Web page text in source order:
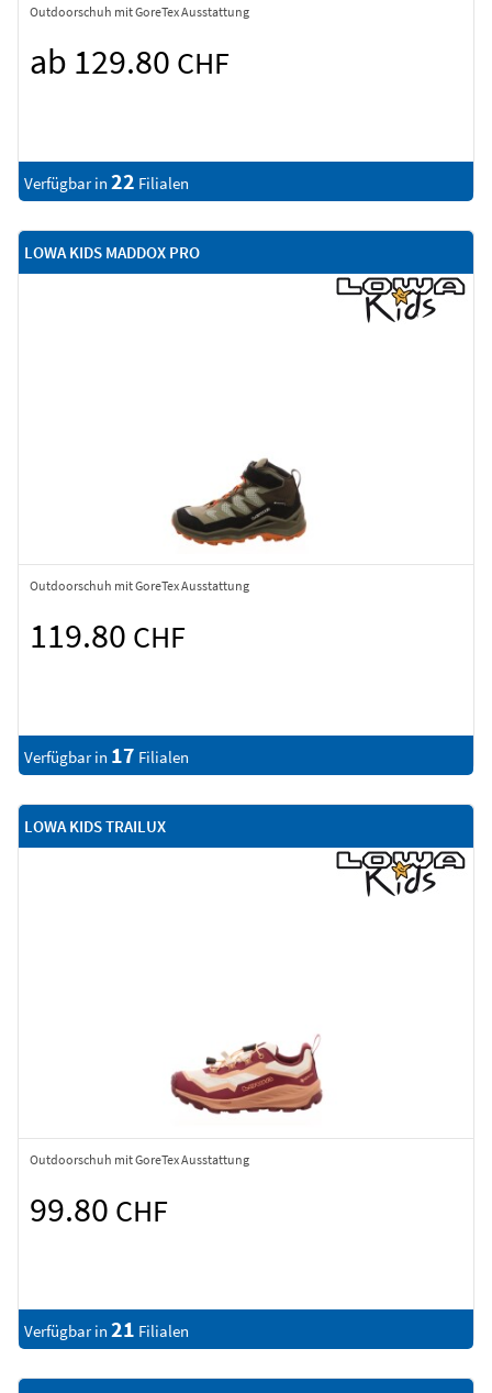
Outdoorschuh mit GoreTex Ausstattung
ab 129.80 CHF
Verfügbar in 22 Filialen
LOWA KIDS MADDOX PRO
Outdoorschuh mit GoreTex Ausstattung
119.80 CHF
Verfügbar in 17 Filialen
LOWA KIDS TRAILUX
Outdoorschuh mit GoreTex Ausstattung
99.80 CHF
Verfügbar in 21 Filialen